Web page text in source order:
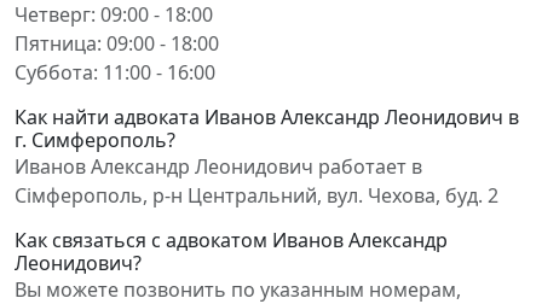
Четверг: 09:00 - 18:00
Пятница: 09:00 - 18:00
Суббота: 11:00 - 16:00
Как найти адвоката Иванов Александр Леонидович в
г. Симферополь?
Иванов Александр Леонидович работает в
Сімферополь, р-н Центральний, вул. Чехова, буд. 2
Как связаться с адвокатом Иванов Александр
Леонидович?
Вы можете позвонить по указанным номерам,